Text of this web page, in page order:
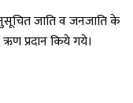
जाति व जनजाति के
प्रदान किये गये।